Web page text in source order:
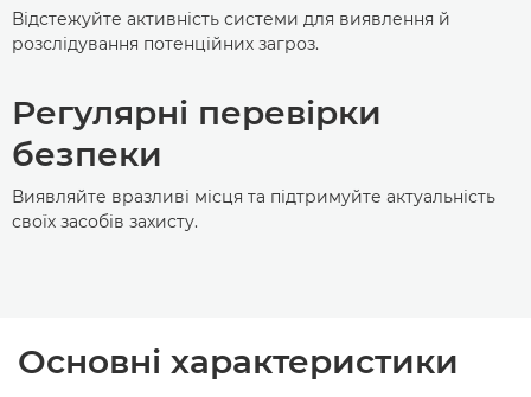
Відстежуйте активність системи для виявлення й
розслідування потенційних загроз.
Регулярні перевірки
безпеки
Виявляйте вразливі місця та підтримуйте актуальність
своїх засобів захисту.
Основні характеристики